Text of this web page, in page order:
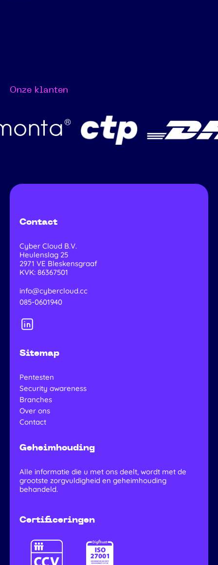
Onze klanten
Contact
Cyber Cloud B.V.
Heulenslag 25
2971 VE Bleskensgraaf
KVK: 86367501
info@cybercloud.cc
085-0601940
Sitemap
Pentesten
Security awareness
Branches
Over ons
Contact
Geheimhouding
Alle informatie die u met ons deelt, wordt met de
grootste zorgvuldigheid en geheimhouding
behandeld.
Certificeringen